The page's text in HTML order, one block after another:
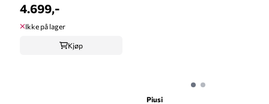
4.699,-
Ikke på lager
Kjøp
Piusi